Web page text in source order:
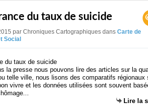
du taux de suicide
par Chroniques Cartographiques dans Carte de
Social
la presse nous pouvons lire des articles sur la
telle ville, nous lisons des comparatifs régionaux
vivre et les données utilisées sont souvent
Lire la